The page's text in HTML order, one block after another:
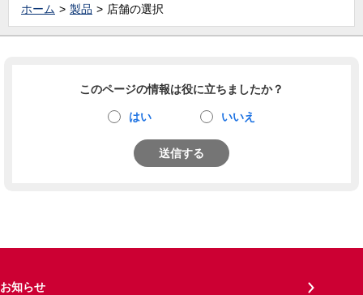
ホーム 製品 店舗の選択
このページの情報は役に立ちましたか？
はい いいえ
送信する
お知らせ